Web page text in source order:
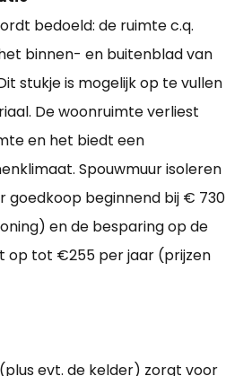
bedoeld: de ruimte c.q.
binnen- en buitenblad van
stukje is mogelijk op te vullen
De woonruimte verliest
en het biedt een
Spouwmuur isoleren
goedkoop beginnend bij € 730
en de besparing op de
op tot €255 per jaar (prijzen
evt. de kelder) zorgt voor